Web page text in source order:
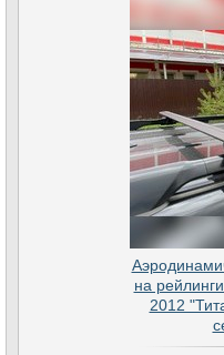
на
2012